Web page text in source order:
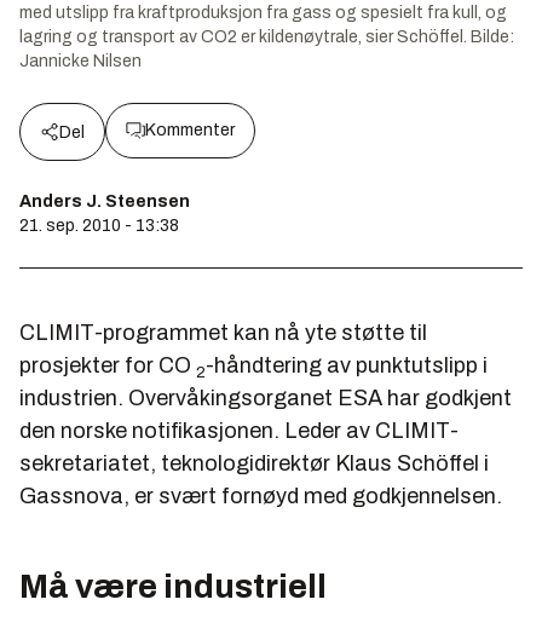
med utslipp fra kraftproduksjon fra gass og spesielt fra kull, og
lagring og transport av CO2 er kildenøytrale, sier Schöffel. Bilde:
Jannicke Nilsen
Del Kommenter
Anders J. Steensen
21. sep. 2010 - 13:38
CLIMIT-programmet kan nå yte støtte til
prosjekter for CO 2-håndtering av punktutslipp i
industrien. Overvåkingsorganet ESA har godkjent
den norske notifikasjonen. Leder av CLIMIT-
sekretariatet, teknologidirektør Klaus Schöffel i
Gassnova, er svært fornøyd med godkjennelsen.
Må være industriell